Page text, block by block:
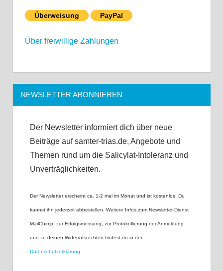
Überweisung PayPal
Über freiwillige Zahlungen
NEWSLETTER ABONNIEREN
Der Newsletter informiert dich über neue
Beiträge auf samter-trias.de, Angebote und
Themen rund um die Salicylat-Intoleranz und
Unverträglichkeiten.
Der Newsletter erscheint ca. 1-2 mal im Monat und ist kostenlos. Du
kannst ihn jederzeit abbestellen. Weitere Infos zum Newsletter-Dienst
MailChimp, zur Erfolgsmessung, zur Protokollierung der Anmeldung
und zu deinen Widerrufsrechten findest du in der
Datenschutzerklärung